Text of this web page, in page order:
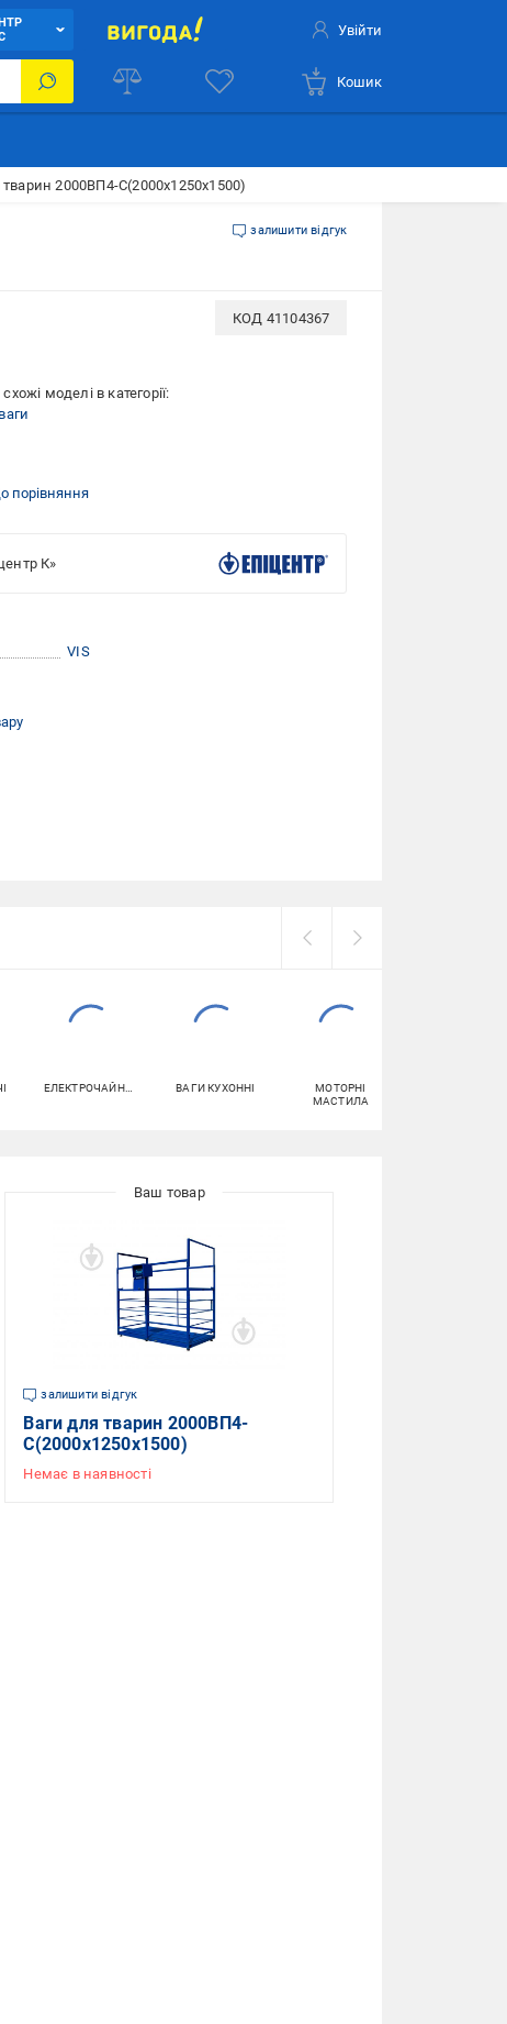
Увійти
Кошик
2000ВП4-С(2000х1250х1500)
залишити відгук
КОД 41104367
моделі в категорії:
порівняння
К»
VIS
ЕЛЕКТРОЧАЙНИКИ ВАГИ КУХОННІ
МОТОРНІ
МАСТИЛА
залишити відгук
Ваги для тварин 2000ВП4-
С(2000х1250х1500)
Немає в наявності